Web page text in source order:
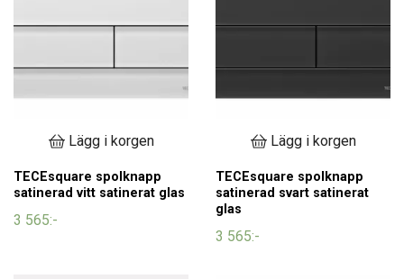
Lägg i korgen
TECEsquare spolknapp
satinerad vitt satinerat glas
3 565:-
Lägg i korgen
TECEsquare spolknapp
satinerad svart satinerat
glas
3 565:-